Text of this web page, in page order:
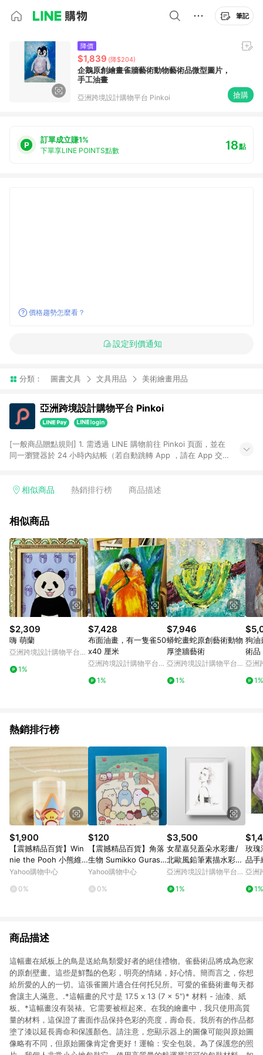
筆記
降價
$1,839 (降$204)
企鵝原創繪畫雀牆藝術動物藝術品微型圖片，
手工油畫
亞洲跨境設計購物平台 Pinkoi 搶購
訂單成立賺1%
下單享LINE POINTS點數 18點
價格趨勢怎麼看？
設定到價通知
分類： 圖書文具 文具用品 美術繪畫用品
亞洲跨境設計購物平台 Pinkoi
[一般商品贈點規則] 1. 需透過 LINE 購物前往 Pinkoi 頁面，並在
同一瀏覽器於 24 小時內結帳（若自動跳轉 App ，請在 App 交
回饋訂單不得享有 Pinkoi 站方優惠，例如首購優惠，P coins，
行為，不具贈點資格，部分退款不在此限。 6. APP 請更新至
貨後 45 天後發送。 8. 群眾募資商品，禮物卡，開館保證金，補
運費，攤位費等不具贈點資格。 9. LINE 購物站上之商品規格、
顏色、價位、贈品如與 Pinkoi 商品資訊頁及購物車不符，以
Pinkoi 購物商品資訊頁及購物車標示為準。 10. 點數紅包使用規
則請以點數紅包活動說明為準。 11. 若於 LINE 購物前往 Pinkoi
頁面後才首次下載 Pinkoi APP 並完成訂單，不符合導購資格；承
上，首次下載 Pinkoi APP 後，需透過 LINE 購物前往 Pinkoi 頁
面，方享導購資格。
相似商品 熱銷排行榜 商品描述
相似商品
$2,309
嗨 萌蘭
亞洲跨境設計購物平台
1%
$7,428
布面油畫，有一隻雀50
x40 厘米
亞洲跨境設計購物平台
1%
$7,946
蟒蛇畫蛇原創藝術動物
厚塗牆藝術
亞洲跨境設計購物平台
1%
狗油
術品
亞洲
1%
熱銷排行榜
$1,900
【震撼精品百貨】Win
nie the Pooh 小熊維
尼~水晶印章-跳跳虎
Yahoo購物中心
0%
$120
【震撼精品百貨】角落
生物 Sumikko Gurashi
~San-X 角落生物心情
Yahoo購物中心
0%
$3,500
女星嘉兒蓋朵水彩畫/
北歐風鉛筆素描水彩
畫/送禮家飾
亞洲跨境設計購物平台
1%
玫瑰
品手
亞洲
1%
商品描述
這幅畫在紙板上的鳥是送給鳥類愛好者的絕佳禮物。雀藝術品將成為您家
的原創壁畫。這些是鮮豔的色彩，明亮的情緒，好心情。簡而言之，你想
給所愛的人的一切。這張雀圖片適合任何托兒所。可愛的雀藝術畫每天都
會讓主人滿意。.*這幅畫的尺寸是 17.5 x 13 (7 x 5")* 材料 - 油漆、紙
板。*這幅畫沒有裝裱。它需要被框起來。在我的繪畫中，我只使用高質
量的材料，這保證了書面作品保持色彩的亮度，壽命長。我所有的作品都
塗了漆以延長壽命和保護顏色。請注意，您顯示器上的圖像可能與原始圖
像略有不同，但原始圖像肯定會更好！運輸：安全包裝。為了保護您的照